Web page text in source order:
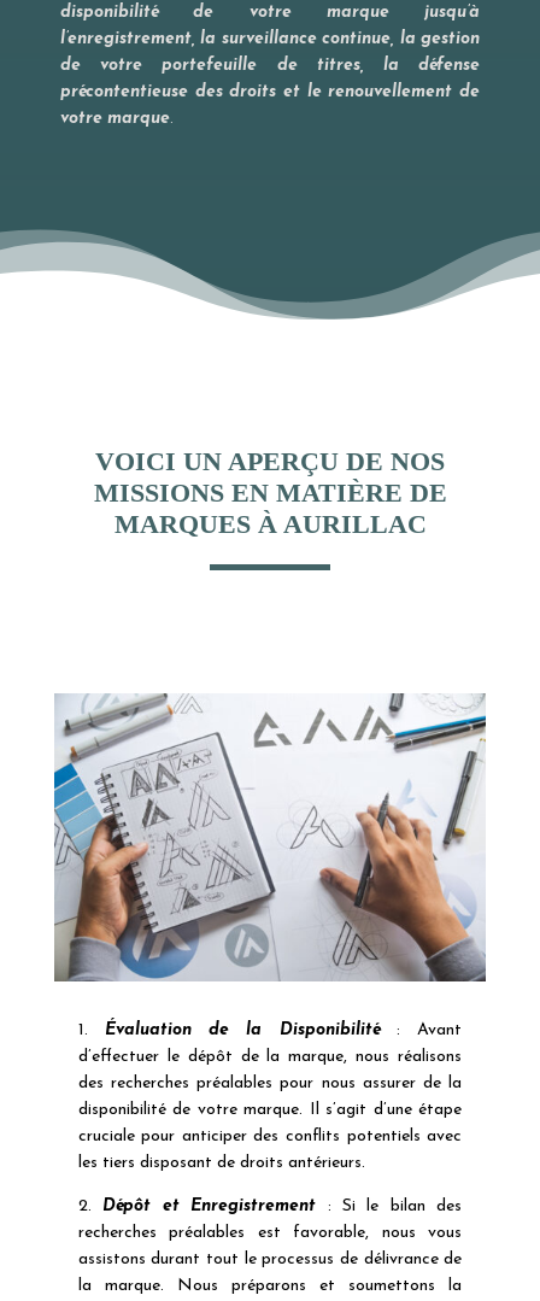
disponibilité de votre marque jusqu’à
l’enregistrement, la surveillance continue, la gestion
de votre portefeuille de titres, la défense
précontentieuse des droits et le renouvellement de
votre marque.
VOICI UN APERÇU DE NOS
MISSIONS EN MATIÈRE DE
MARQUES À AURILLAC
1. Évaluation de la Disponibilité: Avant
d’effectuer le dépôt de la marque, nous réalisons
des recherches préalables pour nous assurer de la
disponibilité de votre marque. Il s’agit d’une étape
cruciale pour anticiper des conflits potentiels avec
les tiers disposant de droits antérieurs.
2. Dépôt et Enregistrement : Si le bilan des
recherches préalables est favorable, nous vous
assistons durant tout le processus de délivrance de
la marque. Nous préparons et soumettons la